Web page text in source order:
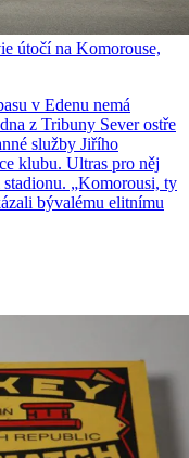
útočí na Komorouse,
v Edenu nemá
z Tribuny Sever ostře
služby Jiřího
klubu. Ultras pro něj
„Komorousi, ty
bývalému elitnímu